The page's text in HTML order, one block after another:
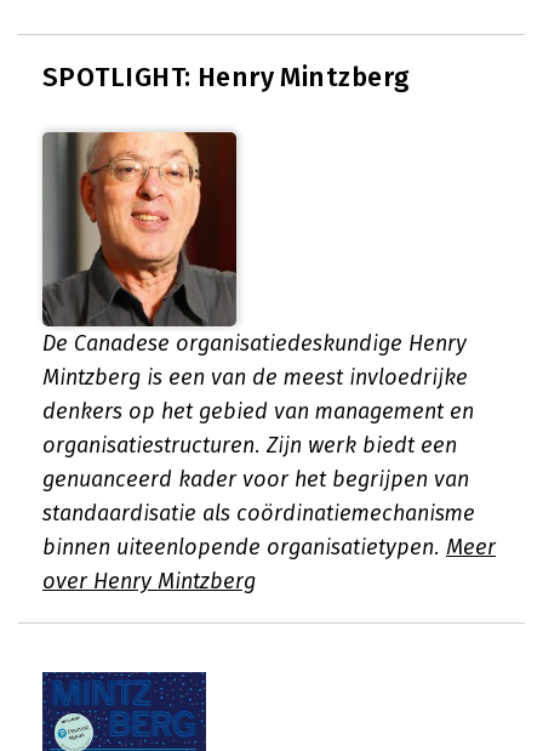
SPOTLIGHT: Henry Mintzberg
De Canadese organisatiedeskundige Henry
Mintzberg is een van de meest invloedrijke
denkers op het gebied van management en
organisatiestructuren. Zijn werk biedt een
genuanceerd kader voor het begrijpen van
standaardisatie als coördinatiemechanisme
binnen uiteenlopende organisatietypen. Meer
over Henry Mintzberg